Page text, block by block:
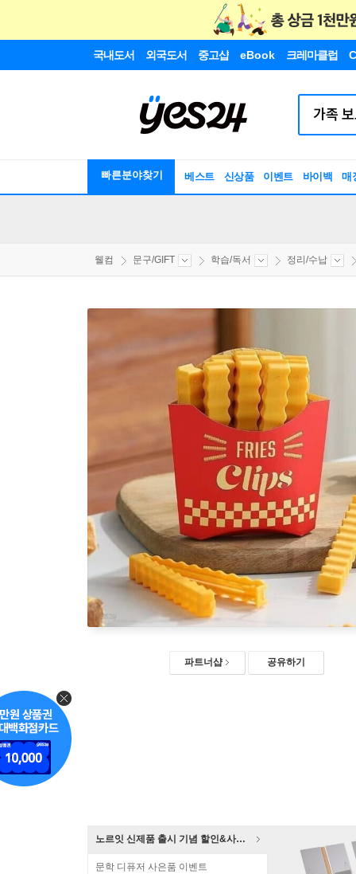
국내도서 외국도서 중고샵 eBook 크레마클럽
빠른분야찾기 베스트 신상품 이벤트 바이백 매
웰컴 문구/GIFT 학습/독서 정리/수납
파트너샵 공유하기
노르잇 신제품 출시 기념 할인&사은품 증정!
문학 디퓨저 사은품 이벤트